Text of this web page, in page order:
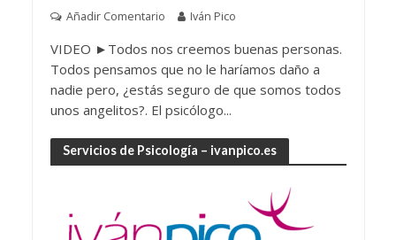
Añadir Comentario Iván Pico
VIDEO ►Todos nos creemos buenas personas.
Todos pensamos que no le haríamos daño a
nadie pero, ¿estás seguro de que somos todos
unos angelitos?. El psicólogo...
Servicios de Psicología – ivanpico.es